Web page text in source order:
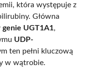
która występuje z
Główna
genie UGT1A1,
UDP-
ten pełni kluczową
w wątrobie.